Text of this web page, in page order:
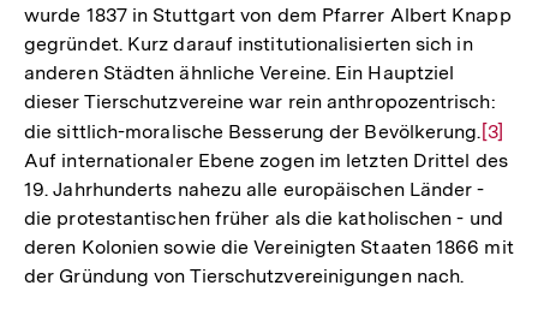
der
Fußnote
wurde 1837 in Stuttgart von dem Pfarrer Albert Knapp
gegründet. Kurz darauf institutionalisierten sich in
anderen Städten ähnliche Vereine. Ein Hauptziel
dieser Tierschutzvereine war rein anthropozentrisch:
die sittlich-moralische Besserung der Bevölkerung. Zur
der
[3]
Auf internationaler Ebene zogen im letzten Drittel des
19. Jahrhunderts nahezu alle europäischen Länder -
die protestantischen früher als die katholischen - und
deren Kolonien sowie die Vereinigten Staaten 1866 mit
der Gründung von Tierschutzvereinigungen nach.